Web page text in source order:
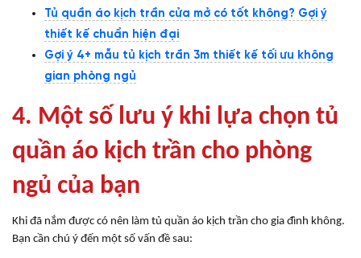
Tủ quần áo kịch trần cửa mở có tốt không? Gợi ý
thiết kế chuẩn hiện đại
Gợi ý 4+ mẫu tủ kịch trần 3m thiết kế tối ưu không
gian phòng ngủ
4. Một số lưu ý khi lựa chọn tủ
quần áo kịch trần cho phòng
ngủ của bạn
Khi đã nắm được có nên làm tủ quần áo kịch trần cho gia đình không.
Bạn cần chú ý đến một số vấn đề sau: